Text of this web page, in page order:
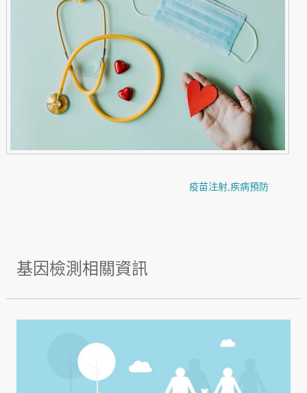
疫苗注射, 疾病預防
基因檢測相關資訊